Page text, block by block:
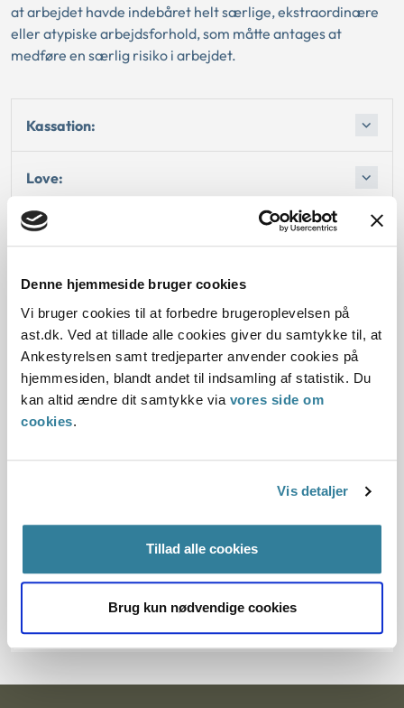
Denne hjemmeside bruger cookies
Vi bruger cookies til at forbedre brugeroplevelsen på
ast.dk. Ved at tillade alle cookies giver du samtykke til, at
Ankestyrelsen samt tredjeparter anvender cookies på
hjemmesiden, blandt andet til indsamling af statistik. Du
kan altid ændre dit samtykke via vores side om
cookies.
Vis detaljer
Tillad alle cookies
Brug kun nødvendige cookies
at arbejdet havde indebåret helt særlige, ekstraordinære
eller atypiske arbejdsforhold, som måtte antages at
medføre en særlig risiko i arbejdet.
Kassation:
Love:
Afgørelse:
Afgørelse:
Dato for underskrift
15.02.2000
Offentliggørelsesdato
§ 2 § 10 § 9
Journalnummer J.nr.: 104542-99104722-99